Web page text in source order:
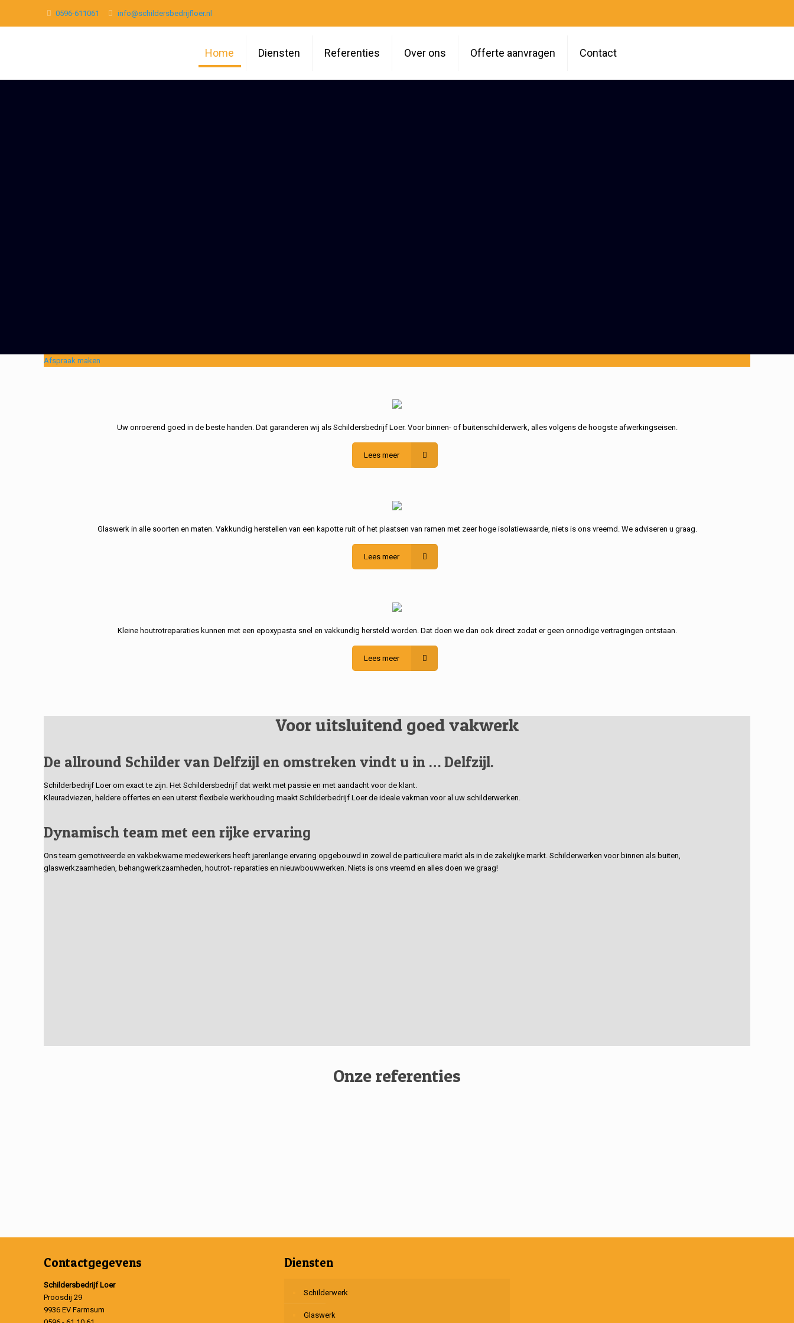
0596-611061 info@schildersbedrijfloer.nl
Home Diensten Referenties Over ons Offerte aanvragen Contact
Afspraak maken
Uw onroerend goed in de beste handen. Dat garanderen wij als Schildersbedrijf Loer. Voor binnen- of buitenschilderwerk, alles volgens de hoogste afwerkingseisen.
Lees meer
Glaswerk in alle soorten en maten. Vakkundig herstellen van een kapotte ruit of het plaatsen van ramen met zeer hoge isolatiewaarde, niets is ons vreemd. We adviseren u graag.
Lees meer
Kleine houtrotreparaties kunnen met een epoxypasta snel en vakkundig hersteld worden. Dat doen we dan ook direct zodat er geen onnodige vertragingen ontstaan.
Lees meer
Voor uitsluitend goed vakwerk
De allround Schilder van Delfzijl en omstreken vindt u in … Delfzijl.
Schilderbedrijf Loer om exact te zijn. Het Schildersbedrijf dat werkt met passie en met aandacht voor de klant.
Kleuradviezen, heldere offertes en een uiterst flexibele werkhouding maakt Schilderbedrijf Loer de ideale vakman voor al uw schilderwerken.
Dynamisch team met een rijke ervaring
Ons team gemotiveerde en vakbekwame medewerkers heeft jarenlange ervaring opgebouwd in zowel de particuliere markt als in de zakelijke markt. Schilderwerken voor binnen als buiten,
glaswerkzaamheden, behangwerkzaamheden, houtrot- reparaties en nieuwbouwwerken. Niets is ons vreemd en alles doen we graag!
Onze referenties
Contactgegevens
Schildersbedrijf Loer
Proosdij 29
9936 EV Farmsum
Diensten
Schilderwerk
Glaswerk